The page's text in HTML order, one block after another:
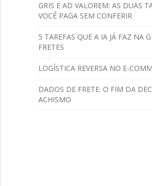
GRIS E AD VALOREM: AS DUAS
VOCÊ PAGA SEM CONFERIR
5 TAREFAS QUE A IA JÁ FAZ NA
FRETES
LOGÍSTICA REVERSA NO E-
DADOS DE FRETE: O FIM DA
ACHISMO